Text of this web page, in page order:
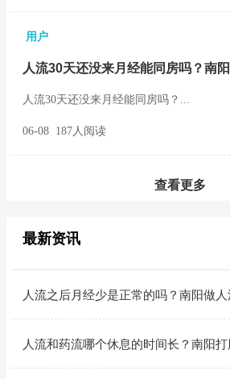
用户
人流30天还没来月经能同房吗？南
人流30天还没来月经能同房吗？...
06-08 187人阅读
查看更多
最新资讯
人流之后月经少是正常的吗？南阳做
人流和药流哪个休息的时间长？南阳